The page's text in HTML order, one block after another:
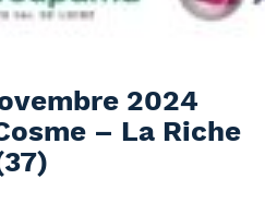
2024
– La Riche